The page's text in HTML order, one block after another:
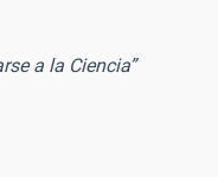
a la Ciencia”